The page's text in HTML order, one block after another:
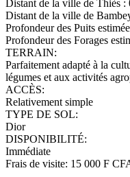
Distant de la ville de Thiès
Distant de la ville de
Profondeur des Puits
Profondeur des Forages
TERRAIN:
Parfaitement adapté à la
légumes et aux activités
ACCÈS:
Relativement simple
TYPE DE SOL:
Dior
DISPONIBILITÉ:
Immédiate
Frais de visite: 15 000 F